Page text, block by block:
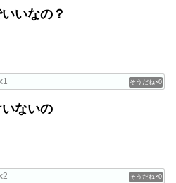
いなの？
0
ないの
0